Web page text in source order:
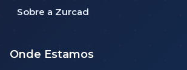
Sobre a Zurcad
Onde Estamos